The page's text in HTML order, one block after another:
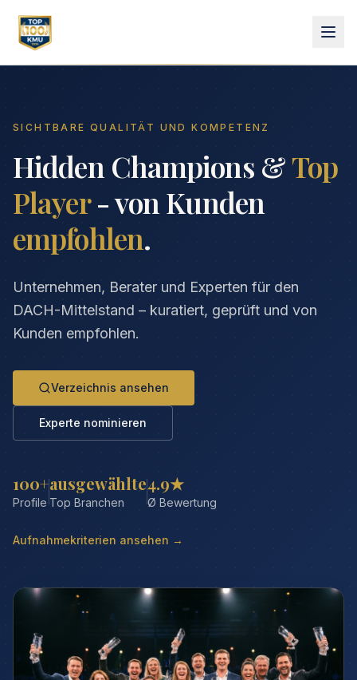
SICHTBARE QUALITÄT UND KOMPETENZ
Hidden Champions &Top
Player- von Kunden
empfohlen.
Unternehmen, Berater und Experten für den
DACH-Mittelstand – kuratiert, geprüft und von
Kunden empfohlen.
Verzeichnis ansehen
Experte nominieren
100+
Profile
ausgewählte
Top Branchen
4.9★
Ø Bewertung
Aufnahmekriterien ansehen →